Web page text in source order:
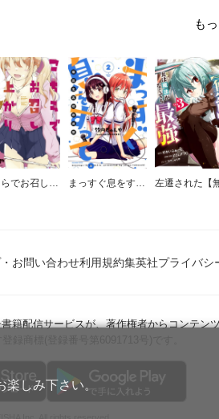
楽しみ下さい。
も
お問い合わせ利用規約集英社プライバシ
籍配信サービスが、著作権者からコンテン